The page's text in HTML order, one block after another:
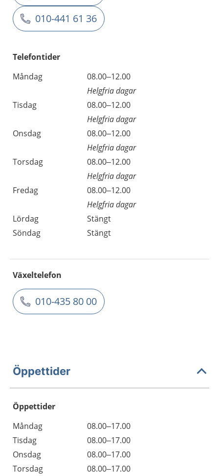
010-441 61 36
Telefontider
Måndag
08.00–12.00
Helgfria dagar
Tisdag
08.00–12.00
Helgfria dagar
Onsdag
08.00–12.00
Helgfria dagar
Torsdag
08.00–12.00
Helgfria dagar
Fredag
08.00–12.00
Helgfria dagar
Lördag
Stängt
Söndag
Stängt
Växeltelefon
010-435 80 00
Öppettider
Öppettider
Dag
Öppettider
Kommentarer
Måndag
08.00–17.00
Tisdag
08.00–17.00
Onsdag
08.00–17.00
Torsdag
08.00–17.00